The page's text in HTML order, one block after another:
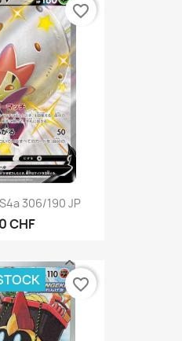
306/190 JP
CHF
favorite_border
favorite_border